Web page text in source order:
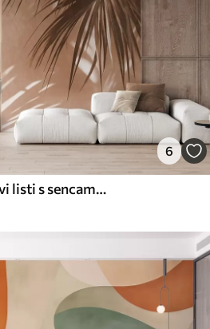
6
Teksturirani palmovi listi s sencami, tropsko vzdušje, minimalizem